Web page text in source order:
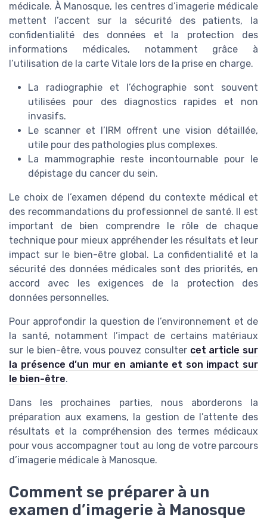
médicale. À Manosque, les centres d’imagerie médicale
mettent l’accent sur la sécurité des patients, la
confidentialité des données et la protection des
informations médicales, notamment grâce à
l’utilisation de la carte Vitale lors de la prise en charge.
La radiographie et l’échographie sont souvent
utilisées pour des diagnostics rapides et non
invasifs.
Le scanner et l’IRM offrent une vision détaillée,
utile pour des pathologies plus complexes.
La mammographie reste incontournable pour le
dépistage du cancer du sein.
Le choix de l’examen dépend du contexte médical et
des recommandations du professionnel de santé. Il est
important de bien comprendre le rôle de chaque
technique pour mieux appréhender les résultats et leur
impact sur le bien-être global. La confidentialité et la
sécurité des données médicales sont des priorités, en
accord avec les exigences de la protection des
données personnelles.
Pour approfondir la question de l’environnement et de
la santé, notamment l’impact de certains matériaux
sur le bien-être, vous pouvez consulter cet article sur
la présence d’un mur en amiante et son impact sur
le bien-être.
Dans les prochaines parties, nous aborderons la
préparation aux examens, la gestion de l’attente des
résultats et la compréhension des termes médicaux
pour vous accompagner tout au long de votre parcours
d’imagerie médicale à Manosque.
Comment se préparer à un
examen d’imagerie à Manosque